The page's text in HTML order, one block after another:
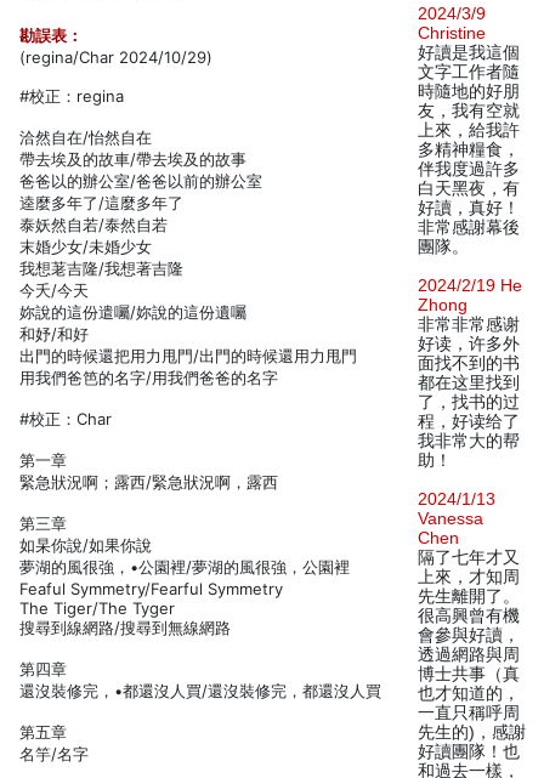
勘誤表：
(regina/Char 2024/10/29)
#校正：regina
洽然自在/怡然自在
帶去埃及的故車/帶去埃及的故事
爸爸以的辦公室/爸爸以前的辦公室
逵麼多年了/這麼多年了
泰妖然自若/泰然自若
末婚少女/未婚少女
我想荖吉隆/我想著吉隆
今夭/今天
妳說的這份遣囑/妳說的這份遺囑
和妤/和好
出門的時候還把用力甩門/出門的時候還用力甩門
用我們爸笆的名字/用我們爸爸的名字
#校正：Char
第一章
緊急狀況啊；露西/緊急狀況啊，露西
第三章
如杲你說/如果你說
夢湖的風很強，•公園裡/夢湖的風很強，公園裡
Feaful Symmetry/Fearful Symmetry
The Tiger/The Tyger
搜尋到線網路/搜尋到無線網路
第四章
還沒裝修完，•都還沒人買/還沒裝修完，都還沒人買
第五章
名竽/名字
2024/3/9
Christine
好讀是我這個
文字工作者隨
時隨地的好朋
友，我有空就
上來，給我許
多精神糧食，
伴我度過許多
白天黑夜，有
好讀，真好！
非常感謝幕後
團隊。
2024/2/19 He
Zhong
非常非常感谢
好读，许多外
面找不到的书
都在这里找到
了，找书的过
程，好读给了
我非常大的帮
助！
2024/1/13
Vanessa
Chen
隔了七年才又
上來，才知周
先生離開了。
很高興曾有機
會參與好讀，
透過網路與周
博士共事（真
也才知道的，
一直只稱呼周
先生的)，感謝
好讀團隊！也
和過去一樣，